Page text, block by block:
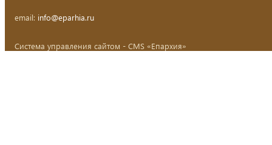
email: info@eparhia.ru
Система управления сайтом - CMS «Епархия»